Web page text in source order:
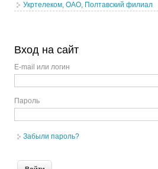
Укртелеком, ОАО, Полтавский филиал
Вход на сайт
E-mail или логин
Пароль
Забыли пароль?